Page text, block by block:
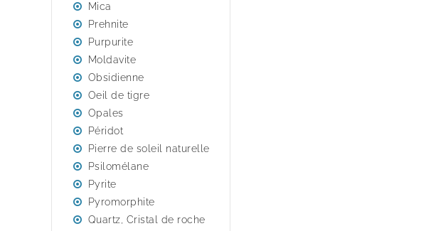
Mica
Prehnite
Purpurite
Moldavite
Obsidienne
Oeil de tigre
Opales
Péridot
Pierre de soleil naturelle
Psilomélane
Pyrite
Pyromorphite
Quartz, Cristal de roche